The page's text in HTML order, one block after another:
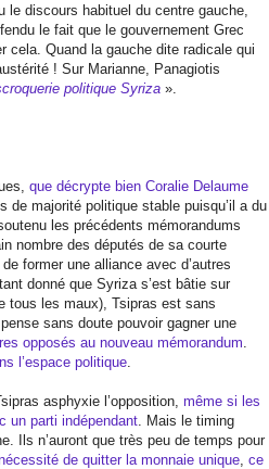
le discours habituel du centre gauche,
le fait que le gouvernement Grec
cela. Quand la gauche dite radicale qui
! Sur Marianne, Panagiotis
politique Syriza ».
que décrypte bien Coralie Delaume
de majorité politique stable puisqu’il a du
les précédents mémorandums
nombre des députés de sa courte
former une alliance avec d’autres
donné que Syriza s’est bâtie sur
tous les maux), Tsipras est sans
sans doute pouvoir gagner une
opposés au nouveau mémorandum
l’espace politique
asphyxie l’opposition, même si les
un parti indépendant . Mais le timing
Ils n’auront que très peu de temps pour
de quitter la monnaie unique ce